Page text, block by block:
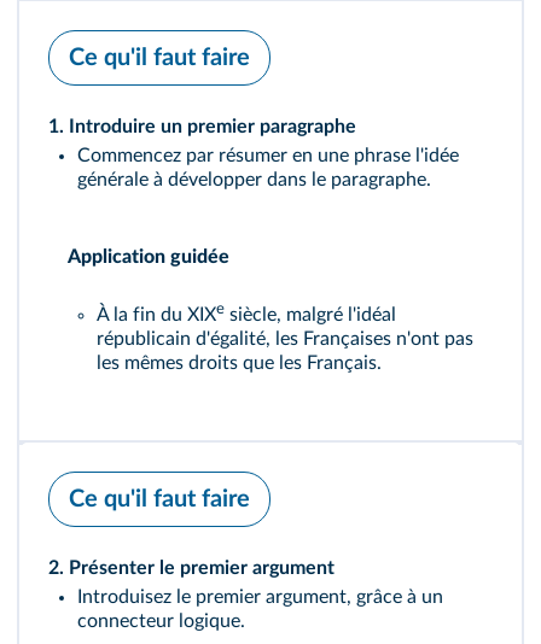
Ce qu'il faut faire
1. Introduire un premier paragraphe
Commencez par résumer en une phrase l'idée
générale à développer dans le paragraphe.
Application guidée
À la fin du XIXe siècle, malgré l'idéal
républicain d'égalité, les Françaises n'ont pas
les mêmes droits que les Français.
Ce qu'il faut faire
2. Présenter le premier argument
Introduisez le premier argument, grâce à un
connecteur logique.